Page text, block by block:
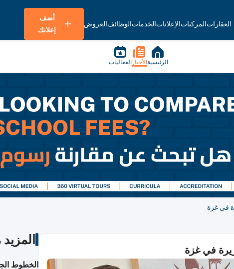
العقاراتالمركباتالإعلاناتالخدماتالوظائفالعروض
أضف
إعلانك
الرئيسية الأخبار الفعاليات
في غزة
في غزة
الخطوط